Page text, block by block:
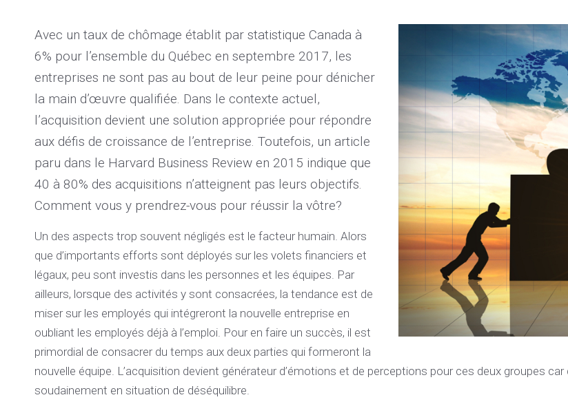
Avec un taux de chômage établit par statistique Canada à
6% pour l’ensemble du Québec en septembre 2017, les
entreprises ne sont pas au bout de leur peine pour dénicher
la main d’œuvre qualifiée. Dans le contexte actuel,
l’acquisition devient une solution appropriée pour répondre
aux défis de croissance de l’entreprise. Toutefois, un article
paru dans le Harvard Business Review en 2015 indique que
40 à 80% des acquisitions n’atteignent pas leurs objectifs.
Comment vous y prendrez-vous pour réussir la vôtre?
Un des aspects trop souvent négligés est le facteur humain. Alors
que d’importants efforts sont déployés sur les volets financiers et
légaux, peu sont investis dans les personnes et les équipes. Par
ailleurs, lorsque des activités y sont consacrées, la tendance est de
miser sur les employés qui intégreront la nouvelle entreprise en
oubliant les employés déjà à l’emploi. Pour en faire un succès, il est
primordial de consacrer du temps aux deux parties qui formeront la
nouvelle équipe. L’acquisition devient générateur d’émotions et de perceptions pour ces deux groupes
soudainement en situation de déséquilibre.